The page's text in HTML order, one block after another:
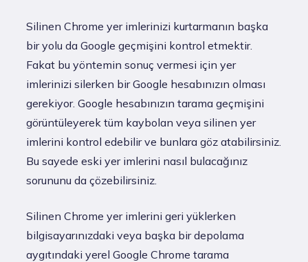
Silinen Chrome yer imlerinizi kurtarmanın başka
bir yolu da Google geçmişini kontrol etmektir.
Fakat bu yöntemin sonuç vermesi için yer
imlerinizi silerken bir Google hesabınızın olması
gerekiyor. Google hesabınızın tarama geçmişini
görüntüleyerek tüm kaybolan veya silinen yer
imlerini kontrol edebilir ve bunlara göz atabilirsiniz.
Bu sayede eski yer imlerini nasıl bulacağınız
sorununu da çözebilirsiniz.
Silinen Chrome yer imlerini geri yüklerken
bilgisayarınızdaki veya başka bir depolama
aygıtındaki yerel Google Chrome tarama